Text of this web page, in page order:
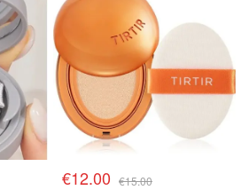
€12.00 €15.00